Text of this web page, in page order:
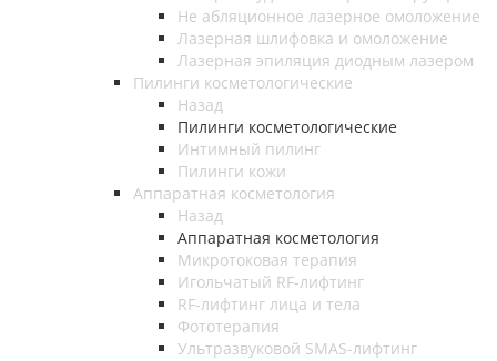
Не абляционное лазерное омоложение
Лазерная шлифовка и омоложение
Лазерная эпиляция диодным лазером
Пилинги косметологические
Назад
Пилинги косметологические
Интимный пилинг
Пилинги кожи
Аппаратная косметология
Назад
Аппаратная косметология
Микротоковая терапия
Игольчатый RF-лифтинг
RF-лифтинг лица и тела
Фототерапия
Ультразвуковой SMAS-лифтинг